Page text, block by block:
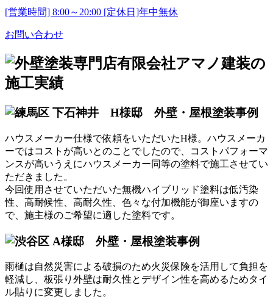
[営業時間] 8:00～20:00 [定休日]年中無休
お問い合わせ
ハウスメーカー仕様で依頼をいただいたH様。ハウスメーカ
ーではコストが高いとのことでしたので、コストパフォーマ
ンスが高いうえにハウスメーカー同等の塗料で施工させてい
ただきました。
今回使用させていただいた無機ハイブリッド塗料は低汚染
性、高耐候性、高耐久性、色々な付加機能が御座いますの
で、施主様のご希望に適した塗料です。
雨樋は自然災害による破損のため火災保険を活用して負担を
軽減し、板張り外壁は耐久性とデザイン性を高めるためタイ
ル貼りに変更しました。